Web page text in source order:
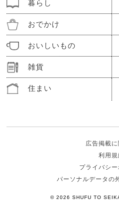
暮らし
おでかけ
おいしいもの
雑貨
住まい
広告掲載に
利用規
プライバシ
パーソナルデータの
© 2026 SHUFU TO